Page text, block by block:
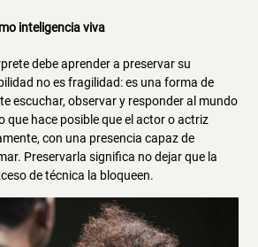
inteligencia viva
debe aprender a preservar su
no es fragilidad: es una forma de
escuchar, observar y responder al mundo
que hace posible que el actor o actriz
con una presencia capaz de
Preservarla significa no dejar que la
de técnica la bloqueen.